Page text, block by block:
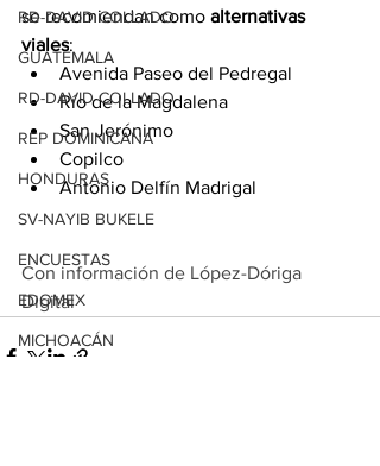
RD-DAVID COLLADO
GUATEMALA
RD-DAVID COLLADO
REP DOMINICANA
HONDURAS
SV-NAYIB BUKELE
ENCUESTAS
EDOMEX
MICHOACÁN
se recomiendan como alternativas
viales:
Avenida Paseo del Pedregal
Río de la Magdalena
San Jerónimo
Copilco
Antonio Delfín Madrigal
Con información de López-Dóriga
Digital